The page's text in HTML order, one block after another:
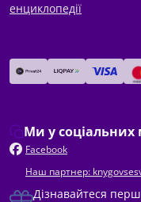
енциклопедії
Ми у
Facebook
Наш партнер:
Дізнавайтеся